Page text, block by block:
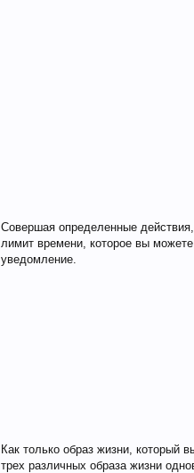
Совершая определенные
лимит времени, которое вы
уведомление.
Как только образ жизни, который
трех различных образа жизни